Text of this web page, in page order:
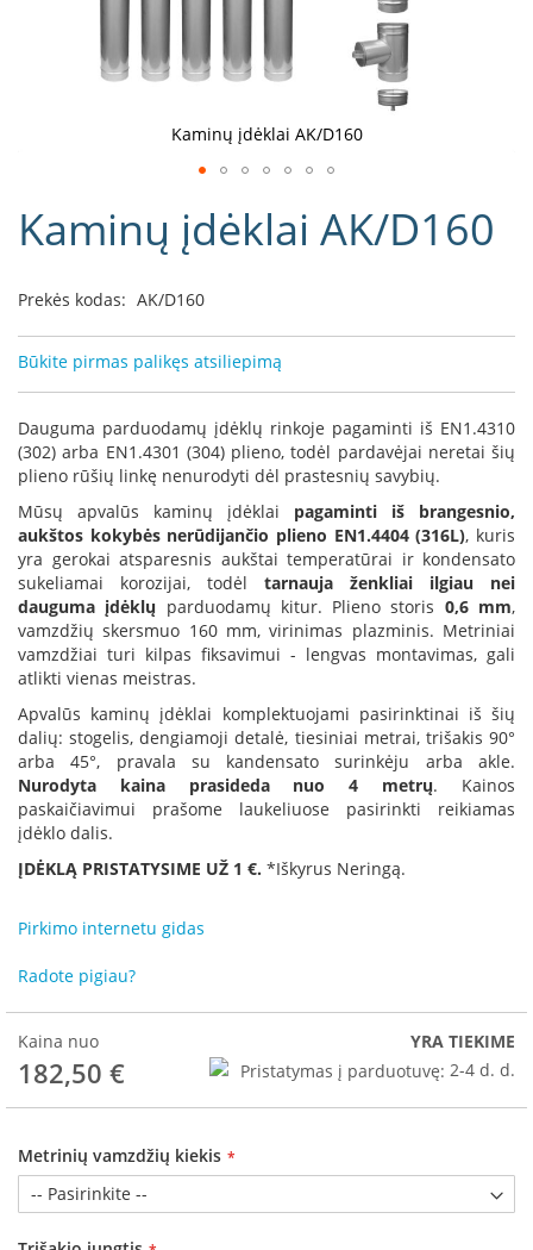
n
e
D
e
f
H
o
m
R
o
m
o
t
o
p
S
p
a
r
t
h
e
r
n
i
c
t
a
e
g
u
Kaminų įdėklai AK/D160
Prekės kodas: AK/D160
Būkite pirmas palikęs atsiliepimą
Dauguma parduodamų įdėklų rinkoje pagaminti iš EN1.4310
(302) arba EN1.4301 (304) plieno, todėl pardavėjai neretai šių
plieno rūšių linkę nenurodyti dėl prastesnių savybių.
Mūsų apvalūs kaminų įdėklai pagaminti iš brangesnio,
aukštos kokybės nerūdijančio plieno EN1.4404 (316L), kuris
yra gerokai atsparesnis aukštai temperatūrai ir kondensato
sukeliamai korozijai, todėl tarnauja ženkliai ilgiau nei
dauguma įdėklų parduodamų kitur. Plieno storis 0,6 mm,
vamzdžių skersmuo 160 mm, virinimas plazminis. Metriniai
vamzdžiai turi kilpas fiksavimui - lengvas montavimas, gali
atlikti vienas meistras.
Apvalūs kaminų įdėklai komplektuojami pasirinktinai iš šių
dalių: stogelis, dengiamoji detalė, tiesiniai metrai, trišakis 90°
arba 45°, pravala su kandensato surinkėju arba akle.
Nurodyta kaina prasideda nuo 4 metrų. Kainos
paskaičiavimui prašome laukeliuose pasirinkti reikiamas
įdėklo dalis.
ĮDĖKLĄ PRISTATYSIME UŽ 1 €. *Iškyrus Neringą.
Pirkimo internetu gidas
Radote pigiau?
Kaina nuo
182,50 €
YRA TIEKIME
Pristatymas į parduotuvę: 2-4 d. d.
Metrinių vamzdžių kiekis
Kaminų įdėklai AK/D160
galerijos